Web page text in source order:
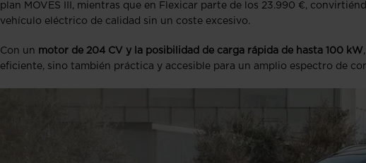
plan MOVES III, mientras que en Flexicar parte de los 23.990 €,
vehículo eléctrico de calidad sin un coste excesivo.
Con un motor de 204 CV y la posibilidad de carga rápida de hasta 100 kW
eficiente, sino también práctica y accesible para un amplio espectro de